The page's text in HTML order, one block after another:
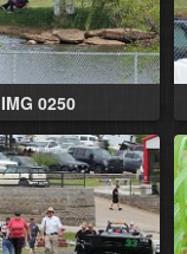
IMG 0250